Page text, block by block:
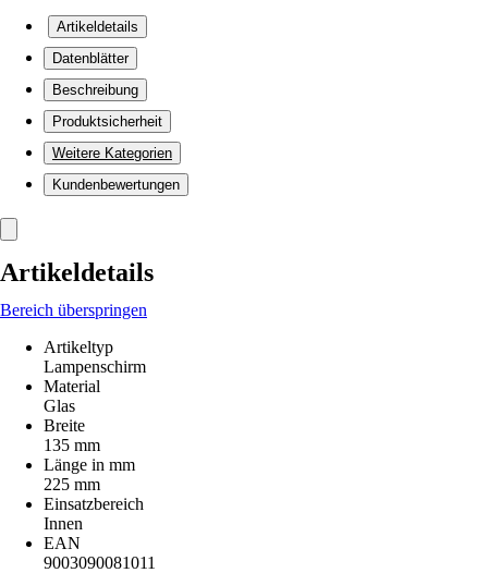
Artikeldetails
Datenblätter
Beschreibung
Produktsicherheit
Weitere Kategorien
Kundenbewertungen
Artikeldetails
Bereich überspringen
Artikeltyp
Lampenschirm
Material
Glas
Breite
135 mm
Länge in mm
225 mm
Einsatzbereich
Innen
EAN
9003090081011